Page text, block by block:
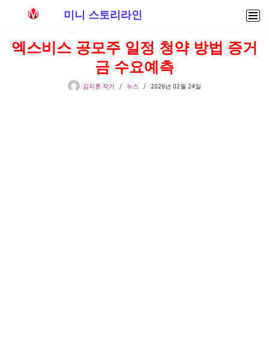
텐
미니 스토리라인
엑스비스 공모주 일정 청약 방법 증거
금 수요예측
김지훈 작가 뉴스 2026년 02월 24일